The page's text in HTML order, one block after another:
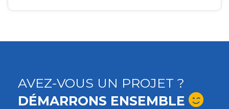
AVEZ-VOUS UN PROJET ?
DÉMARRONS ENSEMBLE